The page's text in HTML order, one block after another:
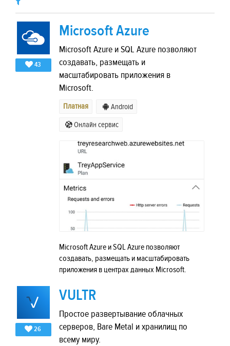
43
Microsoft Azure
Microsoft Azure и SQL Azure позволяют
создавать, размещать и
масштабировать приложения в
Microsoft.
Платная Android
Онлайн сервис
Microsoft Azure и SQL Azure позволяют
создавать, размещать и масштабировать
приложения в центрах данных Microsoft.
26
VULTR
Простое развертывание облачных
серверов, Bare Metal и хранилищ по
всему миру.